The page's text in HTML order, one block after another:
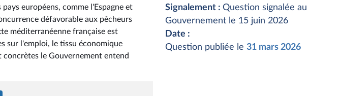
européens, comme l'Espagne et
défavorable aux pêcheurs
méditerranéenne française est
sur l'emploi, le tissu économique
concrètes le Gouvernement entend
Signalement : Question signalée au
Gouvernement le 15 juin 2026
Date :
Question publiée le 31 mars 2026